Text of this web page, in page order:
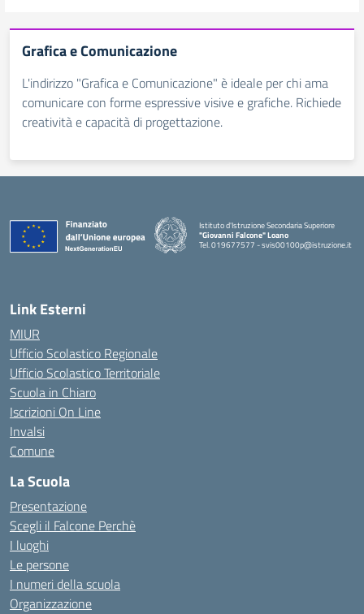
Grafica e Comunicazione
L'indirizzo "Grafica e Comunicazione" è ideale per chi ama
comunicare con forme espressive visive e grafiche. Richiede
creatività e capacità di progettazione.
Istituto d'Istruzione Secondaria Superiore
"Giovanni Falcone" Loano
Tel. 019677577 - svis00100p@istruzione.it
— Visita la pagina iniziale della scuola
Link Esterni
MIUR
Ufficio Scolastico Regionale
Ufficio Scolastico Territoriale
Scuola in Chiaro
Iscrizioni On Line
Invalsi
Comune
La Scuola
Presentazione
Scegli il Falcone Perchè
I luoghi
Le persone
I numeri della scuola
Organizzazione